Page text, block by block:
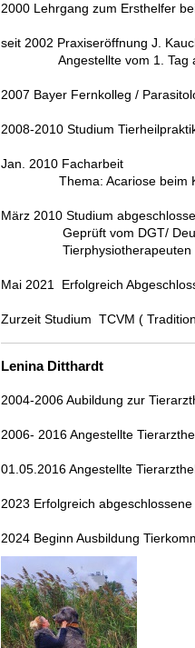
2000 Lehrgang zum Ersthelfer
seit 2002 Praxiseröffnung J.
Angestellte vom 1. Tag
2007 Bayer Fernkolleg /
2008-2010 Studium
Jan. 2010 Facharbeit
Thema: Acariose beim
März 2010 Studium
Geprüft vom DGT/
Tierphysiotherapeuten
Mai 2021 Erfolgreich
Zurzeit Studium TCVM (
Lenina Ditthardt
2004-2006 Aubildung zur
2006- 2016 Angestellte
01.05.2016 Angestellte
2023 Erfolgreich
2024 Beginn Ausbildung